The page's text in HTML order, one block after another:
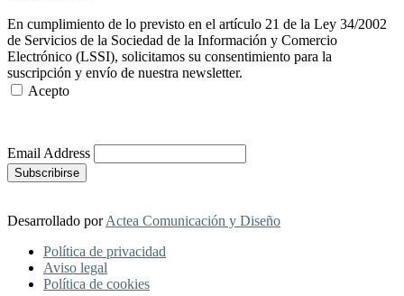
En cumplimiento de lo previsto en el artículo 21 de la Ley 34/2002
de Servicios de la Sociedad de la Información y Comercio
Electrónico (LSSI), solicitamos su consentimiento para la
suscripción y envío de nuestra newsletter.
Acepto
Email Address
Desarrollado porActea Comunicación y Diseño
Política de privacidad
Aviso legal
Política de cookies